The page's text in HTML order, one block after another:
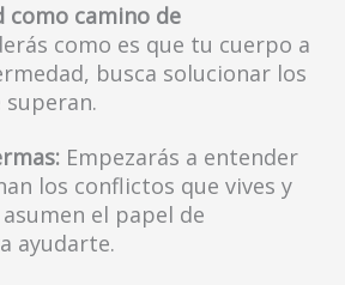
como camino de
como es que tu cuerpo a
busca solucionar los
Empezarás a entender
los conflictos que vives y
el papel de
ayudarte.